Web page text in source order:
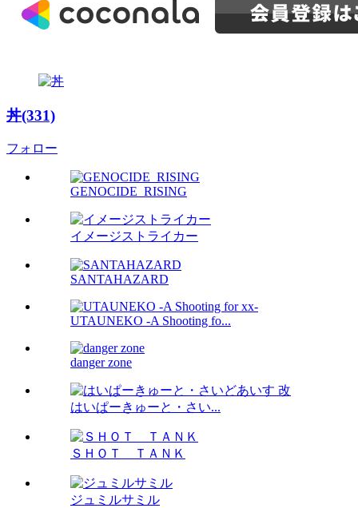
丼(331)
フォロー
GENOCIDE_RISING
イメージストライカー
SANTAHAZARD
UTAUNEKO -A Shooting fo...
danger zone
はいぱーきゅーと・さい...
ＳＨＯＴ ＴＡＮＫ
ジュミルサミル